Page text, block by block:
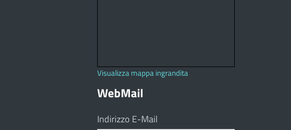
Visualizza mappa ingrandita
WebMail
Indirizzo E-Mail